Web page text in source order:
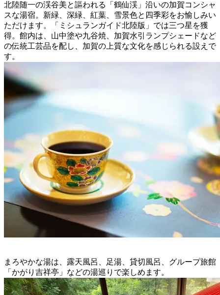
北陸随一の渓谷美と謳われる「鶴仙渓」沿いの加賀コンシャ
スな湯宿。新緑、深緑、紅葉、雪景色と四季彩をお愉しみい
ただけます。「ミシュランガイド北陸版」では三つ星を獲
得。館内は、山中塗や九谷焼、加賀水引ランプシェードなど
の伝統工芸品を配し、加賀の上質な文化を感じられる設えで
す。
まろやかな湯は、露天風呂、足湯、貸切風呂、グループ旅館
「かがり吉祥亭」などの湯巡りで楽しめます。